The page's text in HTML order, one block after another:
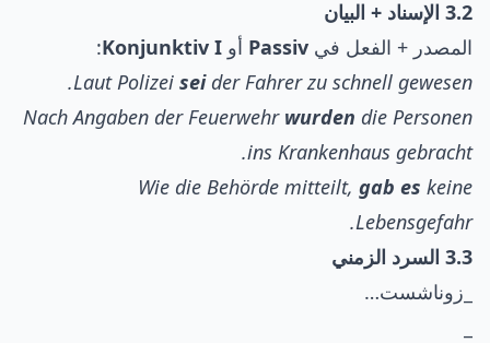
3.2 الإسناد + البيان
المصدر + الفعل في Passiv أو Konjunktiv I
:
Laut Polizei sei der Fahrer zu schnell gewesen.
Nach Angaben der Feuerwehr wurden die Personen
ins Krankenhaus gebracht.
Wie die Behörde mitteilt, gab es keine
Lebensgefahr.
3.3 السرد الزمني
_زوناشست…